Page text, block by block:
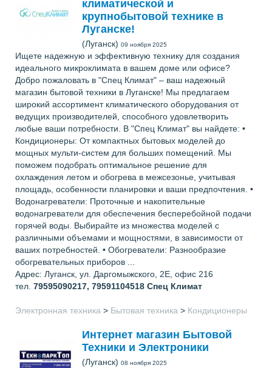
климатической и
крупнобытовой технике в
Луганске!
(Луганск) 09 ноября 2025
Ищете надежную и эффективную технику для создания
идеального микроклимата в вашем доме или офисе?
Добро пожаловать в "Спец Климат" – ваш надежный
магазин бытовой техники в Луганске! Мы предлагаем
широкий ассортимент климатического оборудования от
ведущих производителей, способного удовлетворить
любые ваши потребности. В "Спец Климат" вы найдете: •
Кондиционеры: От компактных бытовых моделей до
мощных мульти-систем для больших помещений. Мы
поможем подобрать оптимальное решение для
охлаждения летом и обогрева в межсезонье, учитывая
площадь, особенности планировки и ваши предпочтения. •
Водонагреватели: Проточные и накопительные
водонагреватели для обеспечения бесперебойной подачи
горячей воды. Выбирайте из множества моделей с
различными объемами и мощностями, в зависимости от
ваших потребностей. • Обогреватели: Разнообразие
обогревательных приборов ...
Адрес: Луганск, ул. Даргомыжского, 2Е, офис 216
тел. 79595090217, 79591104518 Спец Климат
Электронная техника > Бытовая техника > Кондиционеры
Интернет магазин Бытовой
Техники и Электроники
(Луганск) 08 ноября 2025